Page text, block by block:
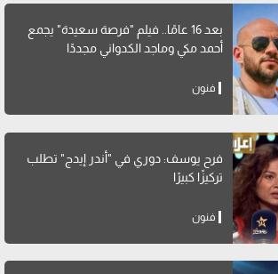
بعد 16 عامًا.. فيلم "فرصة سعيدة" يجمع
أحمد مكي وماجد الكدواني مجددًا
فنون
فرح يوسف: دوري في "أندر إيدج" تطلب
تركيزًا كبيرًا
فنون